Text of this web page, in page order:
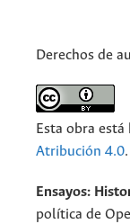
Derechos de
Esta obra
Atribución 4.0.
Ensayos:
política de